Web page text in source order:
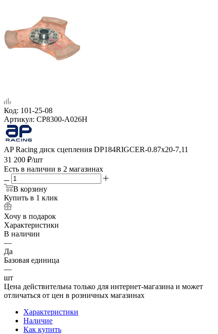
Код: 101-25-08
Артикул: CP8300-A026H
AP Racing диск сцепления DP184RIGCER-0.87x20-7,11
31 200 ₽/шт
Есть в наличии в 2 магазинах
В корзину
Купить в 1 клик
Хочу в подарок
Характеристики
В наличии
—
Да
Базовая единица
—
шт
Цена действительна только для интернет-магазина и может
отличаться от цен в розничных магазинах
Характеристики
Наличие
Как купить